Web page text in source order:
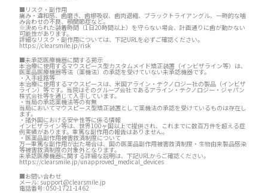
■リスク・副作用
痛み・違和感、歯磨き、歯根吸収、歯肉退縮、ブラックトライアングル、一時的な噛
み合わせの不良、顎関節症など。
※決められた装着時間（1日20時間以上）を守らない場合、計画通りに歯が動かない
可能性があります。
詳細なリスク・副作用については、下記URLを必ずご確認ください。
https://clearsmile.jp/risk
■未承認医療機器に関する掲示
本治療に使用するマウスピース型カスタムメイド矯正装置（インビザライン等）は、
医薬品医療機器等法（薬機法）の承認を受けていない未承認機器です。
・入手経路等
本治療に使用するマウスピースは、米国アライン・テクノロジー社の製品（インビザ
ライン）等です。当院はそのグループ会社であるアライン・テクノロジー・ジャパン
株式会社等を通じて入手しています。
・当局の承認薬機法等の有無
当局においてマウスピース型矯正装置として薬機法の承認を受けているものは存在し
ます。
・諸外国における安全性等に係る情報
インビザライン等は、世界100ヶ国以上で提供され、これまでに数百万件を超える症
例実績があります。重篤な副作用の報告はありません。
・医薬品副作用被害救済制度について
万一重篤な副作用が出た場合は、国の医薬品副作用被害救済制度・生物由来製品感染
等被害救済制度の対象外となります。
未承認医療機器に関する詳細な説明は、下記URLからご確認ください。
https://clearsmile.jp/unapproved_medical_devices
■お問い合わせ
メール:support@clearsmile.jp
電話番号:050-1721-1462